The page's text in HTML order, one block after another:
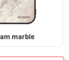
marble